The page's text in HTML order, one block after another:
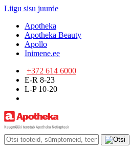
Liigu sisu juurde
Apotheka
Apotheka Beauty
Apollo
Inimene.ee
+372 614 6000
E-R 8-23
L-P 10-20